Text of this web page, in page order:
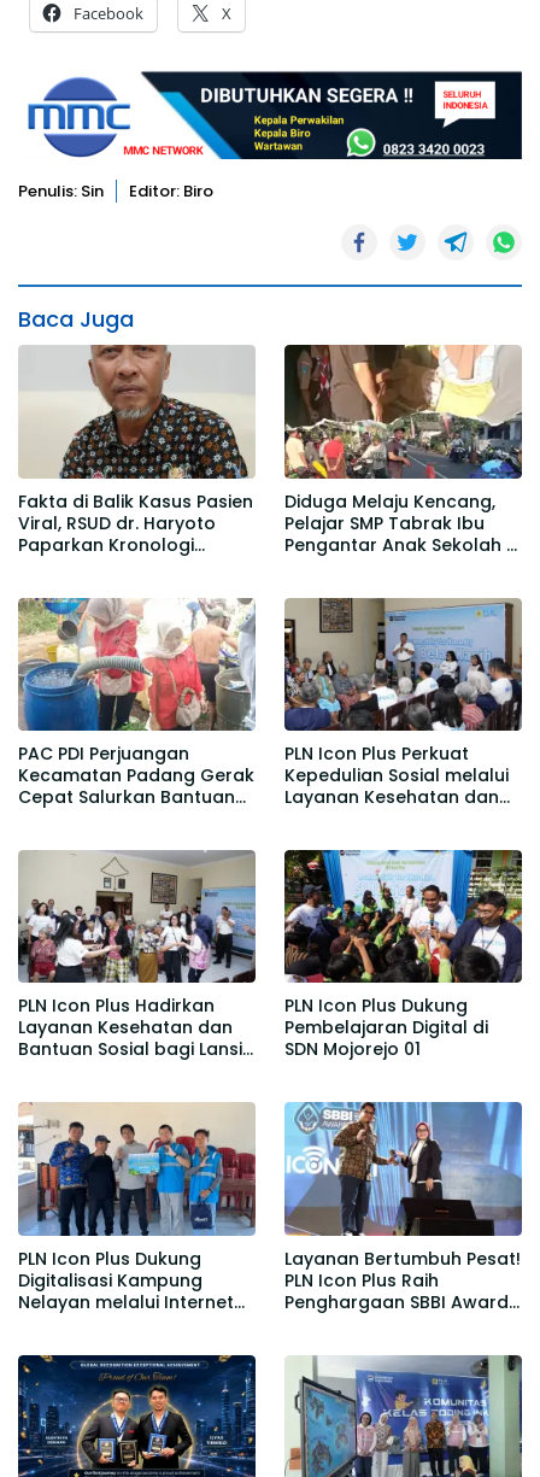
Facebook X
Penulis: Sin Editor: Biro
Baca Juga
Fakta di Balik Kasus Pasien
Viral, RSUD dr. Haryoto
Paparkan Kronologi
Diduga Melaju Kencang,
Pelajar SMP Tabrak Ibu
Pengantar Anak Sekolah di
PAC PDI Perjuangan
Kecamatan Padang Gerak
Cepat Salurkan Bantuan
PLN Icon Plus Perkuat
Kepedulian Sosial melalui
Layanan Kesehatan dan
PLN Icon Plus Hadirkan
Layanan Kesehatan dan
Bantuan Sosial bagi Lansia
PLN Icon Plus Dukung
Pembelajaran Digital di
SDN Mojorejo 01
PLN Icon Plus Dukung
Digitalisasi Kampung
Nelayan melalui Internet
Layanan Bertumbuh Pesat!
PLN Icon Plus Raih
Penghargaan SBBI Awards